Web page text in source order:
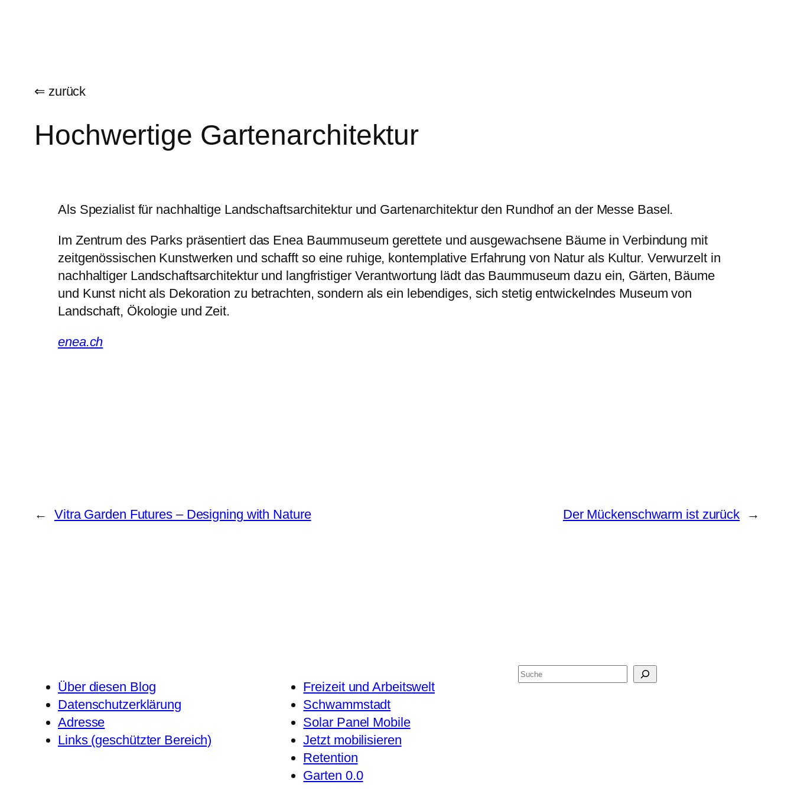
springen⇐ zurück
Hochwertige Gartenarchitektur
Als Spezialist für nachhaltige Landschaftsarchitektur und Gartenarchitektur den Rundhof an der Messe Basel.
Im Zentrum des Parks präsentiert das Enea Baummuseum gerettete und ausgewachsene Bäume in Verbindung mit
zeitgenössischen Kunstwerken und schafft so eine ruhige, kontemplative Erfahrung von Natur als Kultur. Verwurzelt in
nachhaltiger Landschaftsarchitektur und langfristiger Verantwortung lädt das Baummuseum dazu ein, Gärten, Bäume
und Kunst nicht als Dekoration zu betrachten, sondern als ein lebendiges, sich stetig entwickelndes Museum von
Landschaft, Ökologie und Zeit.
enea.ch
← Vitra Garden Futures – Designing with Nature Der Mückenschwarm ist zurück →
Über diesen Blog
Datenschutzerklärung
Adresse
Links (geschützter Bereich)
Freizeit und Arbeitswelt
Schwammstadt
Solar Panel Mobile
Jetzt mobilisieren
Retention
Garten 0.0
S